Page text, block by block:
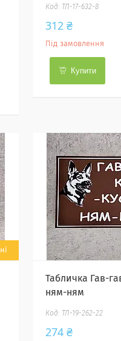
ТЛ-17-632-8
312 ₴
Під замовлення
Купити
Табличка Гав-
ням-ням
ТЛ-19-262-22
274 ₴